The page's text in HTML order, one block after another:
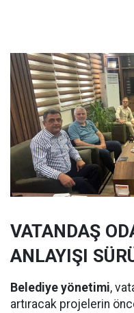
VATANDAŞ
ANLAYIŞI
Belediye yönetimi,
artıracak projelerin